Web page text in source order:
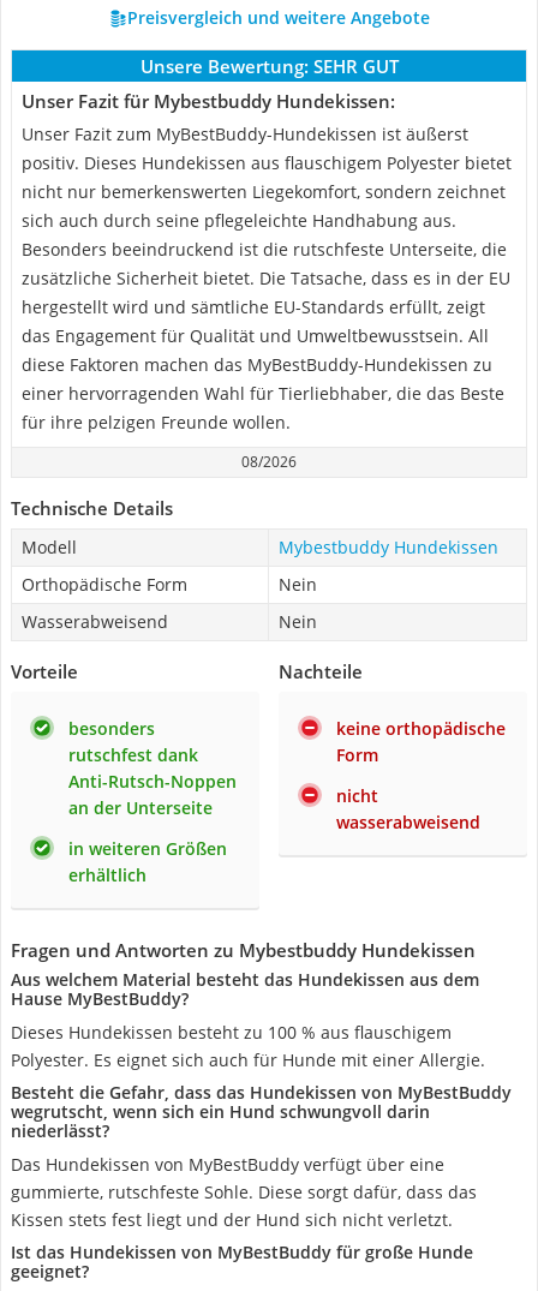
Preisvergleich und weitere Angebote
Unsere Bewertung: SEHR GUT
Unser Fazit für Mybestbuddy Hundekissen:
Unser Fazit zum MyBestBuddy-Hundekissen ist äußerst
positiv. Dieses Hundekissen aus flauschigem Polyester bietet
nicht nur bemerkenswerten Liegekomfort, sondern zeichnet
sich auch durch seine pflegeleichte Handhabung aus.
Besonders beeindruckend ist die rutschfeste Unterseite, die
zusätzliche Sicherheit bietet. Die Tatsache, dass es in der EU
hergestellt wird und sämtliche EU-Standards erfüllt, zeigt
das Engagement für Qualität und Umweltbewusstsein. All
diese Faktoren machen das MyBestBuddy-Hundekissen zu
einer hervorragenden Wahl für Tierliebhaber, die das Beste
für ihre pelzigen Freunde wollen.
08/2026
Technische Details
Modell
Mybestbuddy Hundekissen
Orthopädische Form
Nein
Wasserabweisend
Nein
Vorteile
besonders
rutschfest dank
Anti-Rutsch-Noppen
an der Unterseite
in weiteren Größen
erhältlich
Nachteile
keine orthopädische
Form
nicht
wasserabweisend
Fragen und Antworten zu Mybestbuddy Hundekissen
Aus welchem Material besteht das Hundekissen aus dem
Hause MyBestBuddy?
Dieses Hundekissen besteht zu 100 % aus flauschigem
Polyester. Es eignet sich auch für Hunde mit einer Allergie.
Besteht die Gefahr, dass das Hundekissen von MyBestBuddy
wegrutscht, wenn sich ein Hund schwungvoll darin
niederlässt?
Das Hundekissen von MyBestBuddy verfügt über eine
gummierte, rutschfeste Sohle. Diese sorgt dafür, dass das
Kissen stets fest liegt und der Hund sich nicht verletzt.
Ist das Hundekissen von MyBestBuddy für große Hunde
geeignet?